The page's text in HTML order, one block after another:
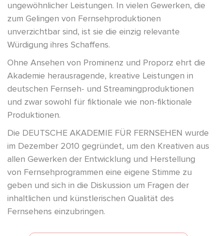
ungewöhnlicher Leistungen. In vielen Gewerken, die
zum Gelingen von Fernsehproduktionen
unverzichtbar sind, ist sie die einzig relevante
Würdigung ihres Schaffens.
Ohne Ansehen von Prominenz und Proporz ehrt die
Akademie herausragende, kreative Leistungen in
deutschen Fernseh- und Streamingproduktionen
und zwar sowohl für fiktionale wie non-fiktionale
Produktionen.
Die DEUTSCHE AKADEMIE FÜR FERNSEHEN wurde
im Dezember 2010 gegründet, um den Kreativen aus
allen Gewerken der Entwicklung und Herstellung
von Fernsehprogrammen eine eigene Stimme zu
geben und sich in die Diskussion um Fragen der
inhaltlichen und künstlerischen Qualität des
Fernsehens einzubringen.